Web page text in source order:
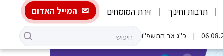
תרבות וחינוך זירת המומחים המייל האדום
כ"ג אב התשפ"ו